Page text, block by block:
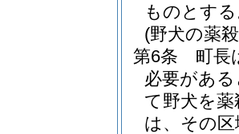
ものとす
(野犬の薬
第6条
町長
必要があ
て野犬を
は、その